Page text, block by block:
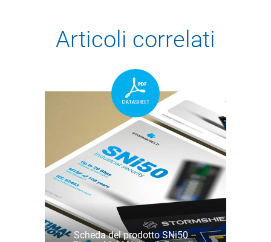
Articoli correlati
Scheda del prodotto SNi50 –